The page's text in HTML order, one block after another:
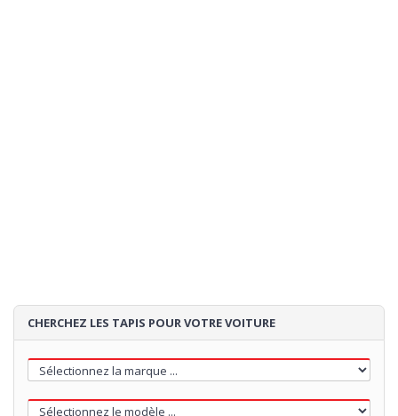
CHERCHEZ LES TAPIS POUR VOTRE VOITURE